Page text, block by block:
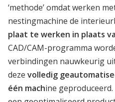
‘methode’ omdat werken
nestingmachine de
plaat te werken in plaats
CAD/CAM-programma
verbindingen nauwkeurig
deze volledig
één machine